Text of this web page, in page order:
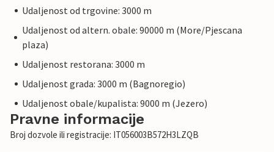
Udaljenost od trgovine: 3000 m
Udaljenost od altern. obale: 90000 m (More/Pjescana
plaza)
Udaljenost restorana: 3000 m
Udaljenost grada: 3000 m (Bagnoregio)
Udaljenost obale/kupalista: 9000 m (Jezero)
Pravne informacije
Broj dozvole ili registracije: IT056003B572H3LZQB